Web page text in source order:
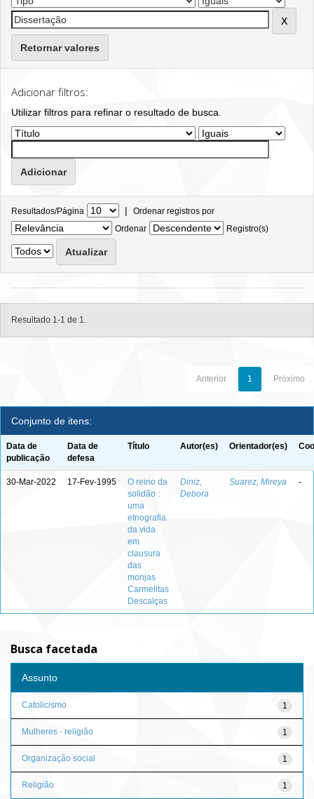
Retornar valores
Adicionar filtros:
Utilizar filtros para refinar o resultado de busca.
Resultados/Página | Ordenar registros por
Ordenar
Registro(s)
Resultado 1-1 de 1.
Anterior 1 Próximo
Conjunto de itens:
Data de
publicação
Data de
defesa
Título Autor(es) Orientador(es)
30-Mar-2022 17-Fev-1995
O reino da
solidão :
uma
etnografia
da vida
em
clausura
das
monjas
Carmelitas
Descalças
Diniz,
Debora
Suarez, Mireya -
Busca facetada
Assunto
1
Catolicismo
1
Mulheres - religião
1
Organização social
1
Religião